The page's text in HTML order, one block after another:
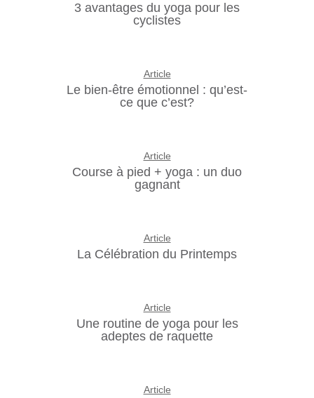
3 avantages du yoga pour les
cyclistes
Article
Le bien-être émotionnel : qu’est-
ce que c’est?
Article
Course à pied + yoga : un duo
gagnant
Article
La Célébration du Printemps
Article
Une routine de yoga pour les
adeptes de raquette
Article